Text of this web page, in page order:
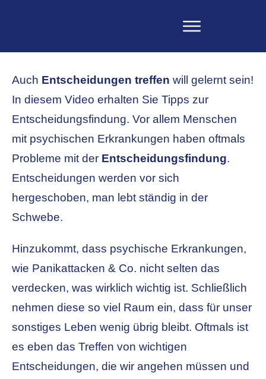
Auch Entscheidungen treffen will gelernt sein!
In diesem Video erhalten Sie Tipps zur
Entscheidungsfindung. Vor allem Menschen
mit psychischen Erkrankungen haben oftmals
Probleme mit der Entscheidungsfindung.
Entscheidungen werden vor sich
hergeschoben, man lebt ständig in der
Schwebe.
Hinzukommt, dass psychische Erkrankungen,
wie Panikattacken & Co. nicht selten das
verdecken, was wirklich wichtig ist. Schließlich
nehmen diese so viel Raum ein, dass für unser
sonstiges Leben wenig übrig bleibt. Oftmals ist
es eben das Treffen von wichtigen
Entscheidungen, die wir angehen müssen und